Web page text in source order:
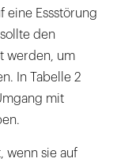
eine Essstörung
den
werden, um
In Tabelle 2
mit
wenn sie auf